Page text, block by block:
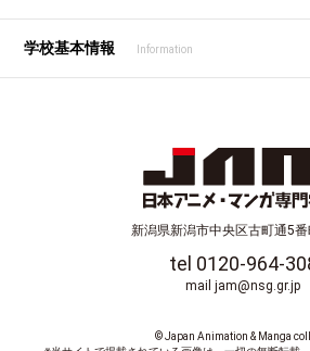
学校基本情報 Information
新潟県新潟市中央区古町通5番
tel 0120-964-
mail jam@nsg.gr.jp
© Japan Animation & Manga